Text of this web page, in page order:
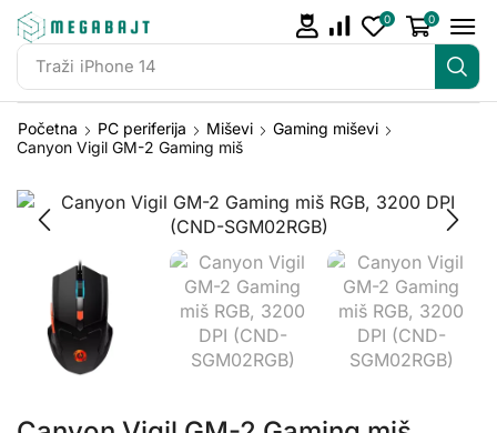
Traži iPhone 14
0 0
Početna PC periferija Miševi
Gaming miševi
Canyon Vigil GM-2 Gaming miš